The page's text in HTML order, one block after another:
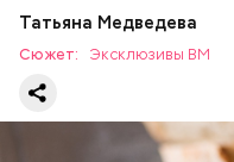
Татьяна Медведева
Сюжет: Эксклюзивы ВМ